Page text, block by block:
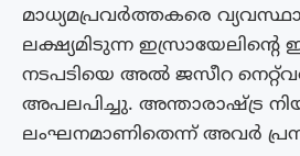
മാധ്യമപ്രവർത്തകരെ
ലക്ഷ്യമിടുന്ന
നടപടിയെ അൽ ജസീറ
അപലപിച്ചു. അന്താരാഷ്ട്ര
ലംഘനമാണിതെന്ന് അവർ